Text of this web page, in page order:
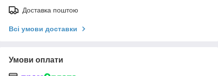
Доставка поштою
Всі умови доставки
Умови оплати